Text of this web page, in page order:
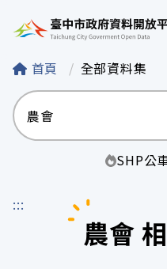
臺中市
首頁 全部資料集
SHP公
:::
農會